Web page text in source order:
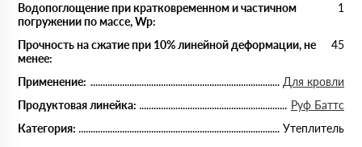
Водопоглощение при кратковременном и частичном
погружении по массе, Wp:
1
Прочность на сжатие при 10% линейной деформации, не
менее:
45
Применение:
Для кровли
Продуктовая линейка:
Руф Баттс
Категория:
Утеплитель